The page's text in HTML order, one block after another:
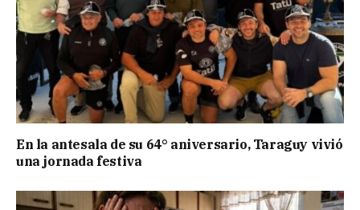
En la antesala de su 64° aniversario, Taraguy vivió
una jornada festiva